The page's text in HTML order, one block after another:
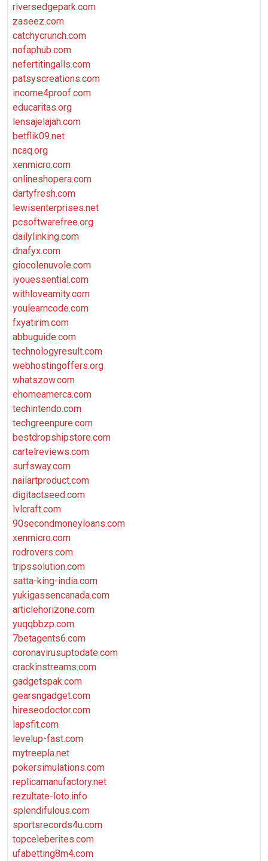
riversedgepark.com
zaseez.com
catchycrunch.com
nofaphub.com
nefertitingalls.com
patsyscreations.com
income4proof.com
educaritas.org
lensajelajah.com
betflik09.net
ncaq.org
xenmicro.com
onlineshopera.com
dartyfresh.com
lewisenterprises.net
pcsoftwarefree.org
dailylinking.com
dnafyx.com
giocolenuvole.com
iyouessential.com
withloveamity.com
youlearncode.com
fxyatirim.com
abbuguide.com
technologyresult.com
webhostingoffers.org
whatszow.com
ehomeamerca.com
techintendo.com
techgreenpure.com
bestdropshipstore.com
cartelreviews.com
surfsway.com
nailartproduct.com
digitactseed.com
lvlcraft.com
90secondmoneyloans.com
xenmicro.com
rodrovers.com
tripssolution.com
satta-king-india.com
yukigassencanada.com
articlehorizone.com
yuqqbbzp.com
7betagents6.com
coronavirusuptodate.com
crackinstreams.com
gadgetspak.com
gearsngadget.com
hireseodoctor.com
lapsfit.com
levelup-fast.com
mytreepla.net
pokersimulations.com
replicamanufactory.net
rezultate-loto.info
splendifulous.com
sportsrecords4u.com
topceleberites.com
ufabetting8m4.com